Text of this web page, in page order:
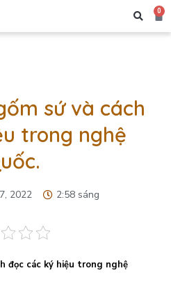
0
sứ và cách
trong nghệ
2022 2:58 sáng
đọc các ký hiệu trong nghệ